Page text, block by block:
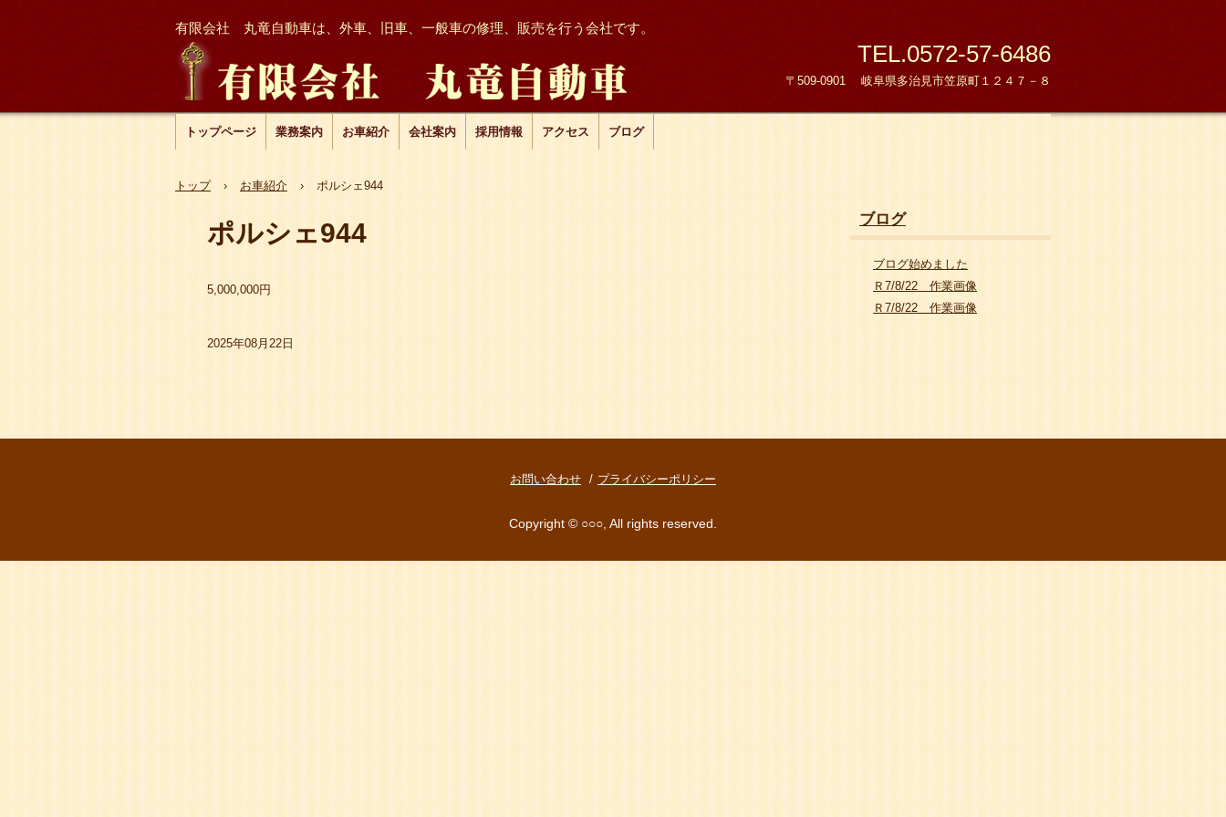
有限会社 丸竜自動車は、外車、旧車、一般車の修理、販売を行う会社です。
TEL.0572-57-6486
〒509-0901 岐阜県多治見市笠原町１２４７－８
トップページ 業務案内 お車紹介 会社案内 採用情報 アクセス ブログ
トップ › お車紹介 › ポルシェ944
ポルシェ944
5,000,000円
2025年08月22日
ブログ
ブログ始めました
Ｒ7/8/22 作業画像
Ｒ7/8/22 作業画像
お問い合わせ プライバシーポリシー
Copyright © ○○○, All rights reserved.